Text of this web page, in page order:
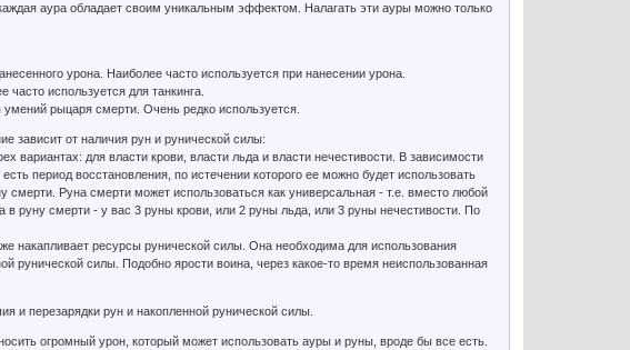
аура обладает своим уникальным эффектом. Налагать эти ауры можно только
урона. Наиболее часто используется при нанесении урона.
используется для танкинга.
рыцаря смерти. Очень редко используется.
зависит от наличия рун и рунической силы:
для власти крови, власти льда и власти нечестивости. В зависимости
период восстановления, по истечении которого ее можно будет использовать
Руна смерти может использоваться как универсальная - т.е. вместо любой
руну смерти - у вас 3 руны крови, или 2 руны льда, или 3 руны нечестивости. По
накапливает ресурсы рунической силы. Она необходима для использования
рунической силы. Подобно ярости воина, через какое-то время неиспользованная
и перезарядки рун и накопленной рунической силы.
огромный урон, который может использовать ауры и руны, вроде бы все есть.